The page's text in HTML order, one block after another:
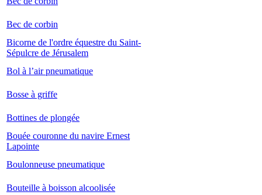
Bec de corbin
Bicorne de l'ordre équestre du Saint-
Sépulcre de Jérusalem
Bol à l’air pneumatique
Bosse à griffe
Bottines de plongée
Bouée couronne du navire Ernest
Lapointe
Boulonneuse pneumatique
Bouteille à boisson alcoolisée